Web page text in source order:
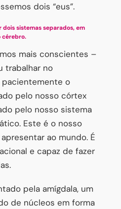
dois “eus”.
dois sistemas separados, em
cérebro.
mais conscientes –
trabalhar no
o
pelo nosso córtex
pelo nosso sistema
Este é o nosso
ao mundo. É
e capaz de fazer
pela amígdala, um
de núcleos em forma